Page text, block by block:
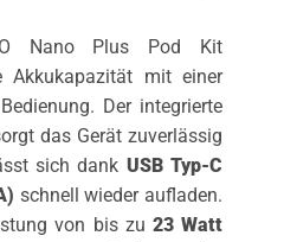
Nano Plus Pod Kit
Akkukapazität mit einer
Der integrierte
das Gerät zuverlässig
sich dank USB Typ-C
schnell wieder aufladen.
von bis zu23 Watt